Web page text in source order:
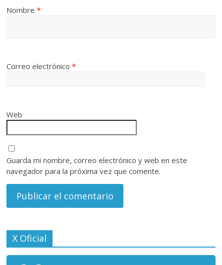
Nombre*
Correo electrónico*
Web
Guarda mi nombre, correo electrónico y web en este
navegador para la próxima vez que comente.
X Oficial